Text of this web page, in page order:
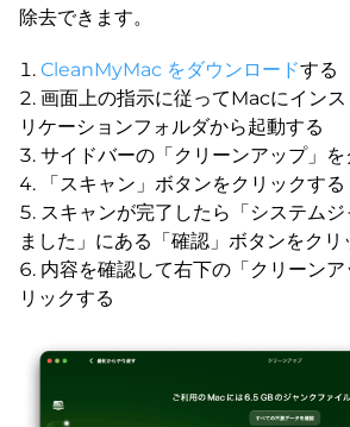
除去できます。
CleanMyMac をダウンロードする
画面上の指示に従ってMacにイン
リケーションフォルダから起動する
サイドバーの「クリーンアップ」を
「スキャン」ボタンをクリックする
スキャンが完了したら「システムジ
ました」にある「確認」ボタンをクリ
内容を確認して右下の「クリーン
リックする